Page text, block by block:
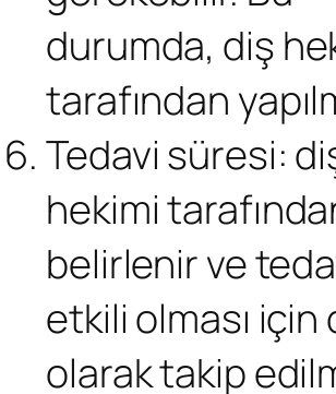
durumda, diş
tarafından
Tedavi süresi:
hekimi
belirlenir ve
etkili olması için
olarak takip